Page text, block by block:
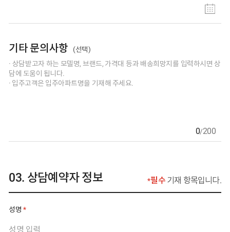
기타 문의사항 (선택)
상담받고자 하는 모델명, 브랜드, 가격대 등과 배송희망지를 입력
0/200
상담예약자 정보 필수기재 항목입니다.
성명 필수 입력 사항